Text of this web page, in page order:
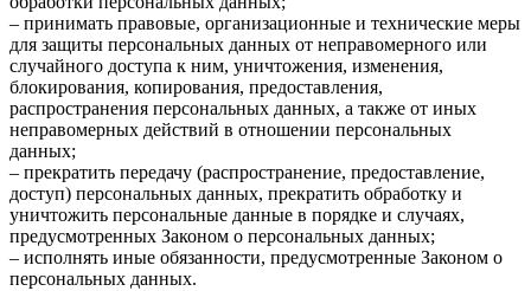
– принимать правовые, организационные и технические меры
для защиты персональных данных от неправомерного или
случайного доступа к ним, уничтожения, изменения,
блокирования, копирования, предоставления,
распространения персональных данных, а также от иных
неправомерных действий в отношении персональных
данных;
– прекратить передачу (распространение, предоставление,
доступ) персональных данных, прекратить обработку и
уничтожить персональные данные в порядке и случаях,
предусмотренных Законом о персональных данных;
– исполнять иные обязанности, предусмотренные Законом о
персональных данных.